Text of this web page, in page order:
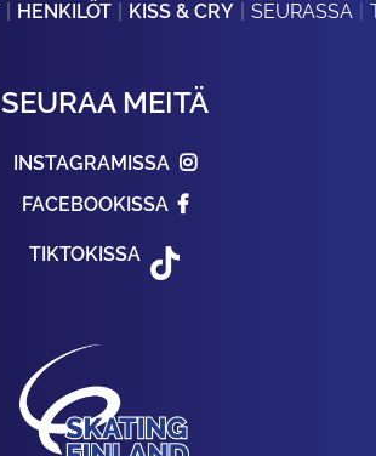
HENKILÖT KISS & CRY SEURASSA
SEURAA MEITÄ
INSTAGRAMISSA
FACEBOOKISSA
TIKTOKISSA